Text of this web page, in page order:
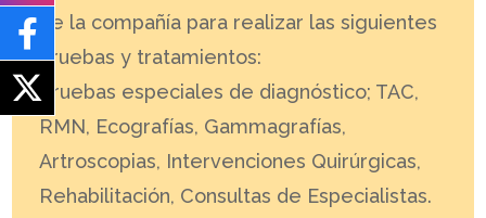
de la compañía para realizar las siguientes
pruebas y tratamientos:
Pruebas especiales de diagnóstico; TAC,
RMN, Ecografías, Gammagrafías,
Artroscopias, Intervenciones Quirúrgicas,
Rehabilitación, Consultas de Especialistas.